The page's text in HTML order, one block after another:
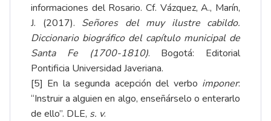
informaciones del Rosario. Cf. Vázquez, A., Marín,
J. (2017). Señores del muy ilustre cabildo.
Diccionario biográfico del capítulo municipal de
Santa Fe (1700-1810). Bogotá: Editorial
Pontificia Universidad Javeriana.
[5] En la segunda acepción del verbo imponer:
“Instruir a alguien en algo, enseñárselo o enterarlo
de ello”. DLE, s. v.